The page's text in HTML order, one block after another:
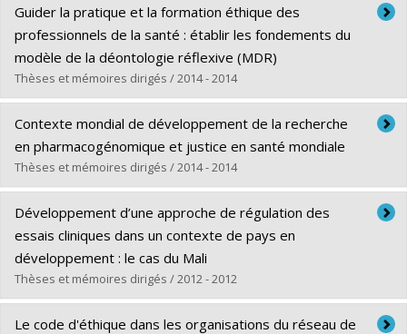
Diplômé(e) :Mathieu, Ghislaine
Cycle :Doctorat
Diplôme obtenu :Ph. D.
Lien vers le document dans Papyrus
Guider la pratique et la formation éthique des
professionnels de la santé : établir les fondements du
modèle de la déontologie réflexive (MDR)
Thèses et mémoires dirigés / 2014 - 2014
Diplômé(e) :Potvin, Marie-Josée
Cycle :Doctorat
Diplôme obtenu :Ph. D.
Lien vers le document dans Papyrus
Contexte mondial de développement de la recherche
en pharmacogénomique et justice en santé mondiale
Thèses et mémoires dirigés / 2014 - 2014
Diplômé(e) :Olivier, Catherine
Cycle : Doctorat
Diplôme obtenu :Ph. D.
Lien vers le document dans Papyrus
Développement d’une approche de régulation des
essais cliniques dans un contexte de pays en
développement : le cas du Mali
Thèses et mémoires dirigés / 2012 - 2012
Diplômé(e) :Maïga, Diadié
Le code d'éthique dans les organisations du réseau de